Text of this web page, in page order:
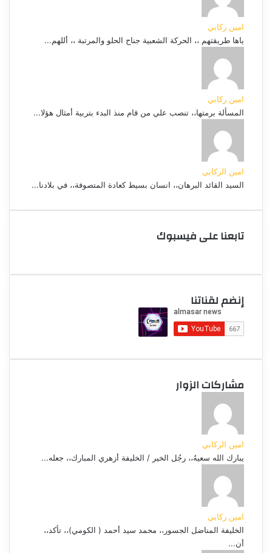
امين ركابي
ياها طريقتهم ،، الحركة الشعبية جناح الحلو والمرتبة ،، أللهم...
امين ركابي
المسألة برمتها،، تنصب علي من قام منذ البدء بتربية أمثال هؤلا...
امين الركابي
السيد القائد البرهان،، انسان بسيط كعادة المتصوفة،، في بلادنا...
تابعنا على فيسبوك
إنضم لقناتنا
مشاركات الزوار
امين الركابي
يبارك الله سعيهُ،، رجُل الخير / الخليفة أزهري المبارك،، جعله...
امين ركابي
الخليفة المناضل الجسور،، محمد سيد أحمد ( الكومي)،، تأكد،،
أن...